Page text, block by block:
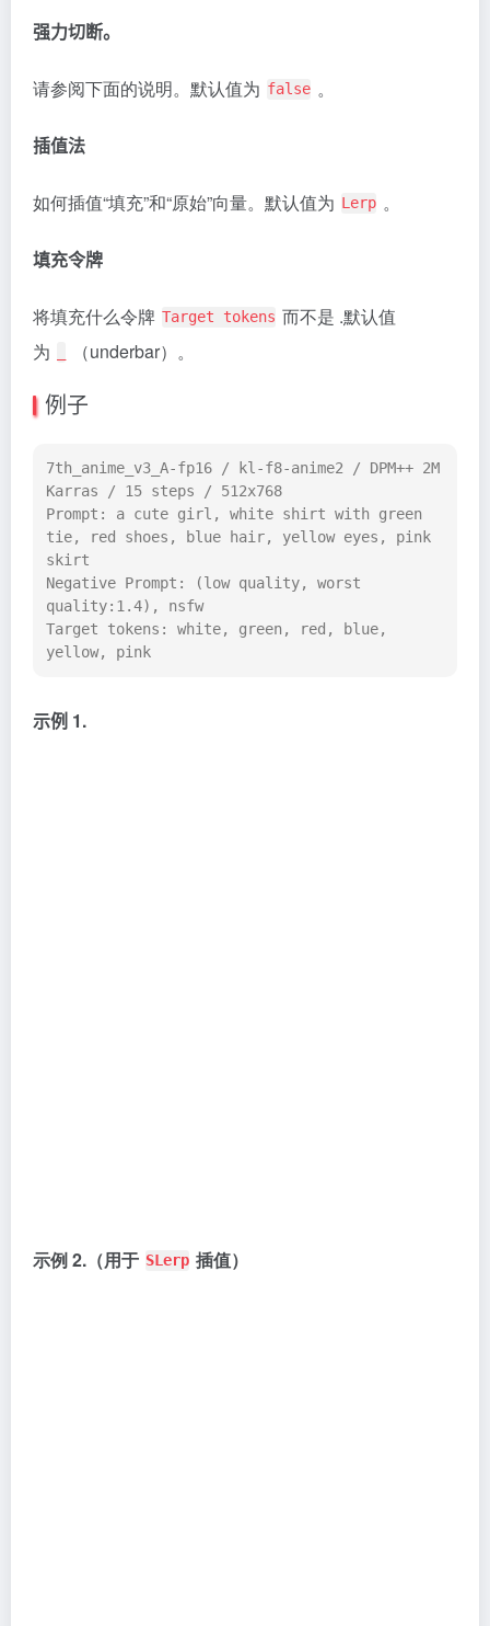
强力切断。
请参阅下面的说明。默认值为 false 。
插值法
如何插值“填充”和“原始”向量。默认值为 Lerp 。
填充令牌
将填充什么令牌 Target tokens 而不是 .默认值
为
（underbar）。
例子
7th_anime_v3_A-fp16 / kl-f8-anime2 / DPM++ 2M
Karras / 15 steps / 512x768
Prompt: a cute girl, white shirt with green
tie, red shoes, blue hair, yellow eyes, pink
skirt
Negative Prompt: (low quality, worst
quality:1.4), nsfw
Target tokens: white, green, red, blue,
yellow, pink
示例 1.
示例 2.（用于 SLerp 插值）